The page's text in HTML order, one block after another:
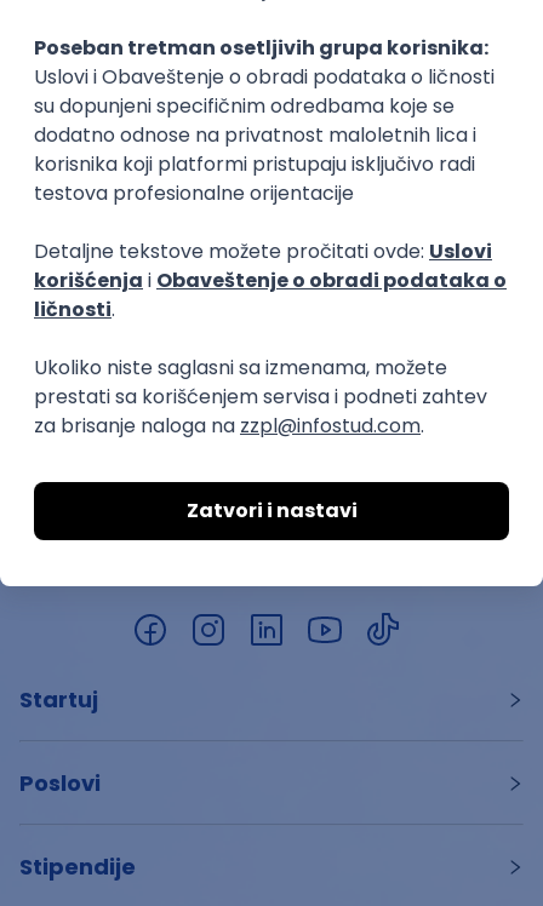
Sportski sudija
sport, rekreacija sport, rekreacija
Startuj
Poslovi
Stipendije